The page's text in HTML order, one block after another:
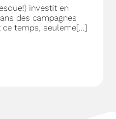
investit en
des campagnes
temps, seuleme[...]